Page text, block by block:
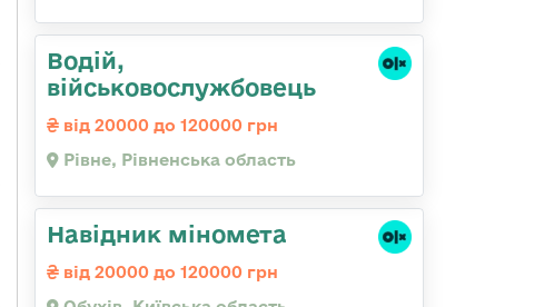
Водій,
військовослужбовець
від 20000 до 120000 грн
Рівне, Рівненська область
Навідник міномета
від 20000 до 120000 грн